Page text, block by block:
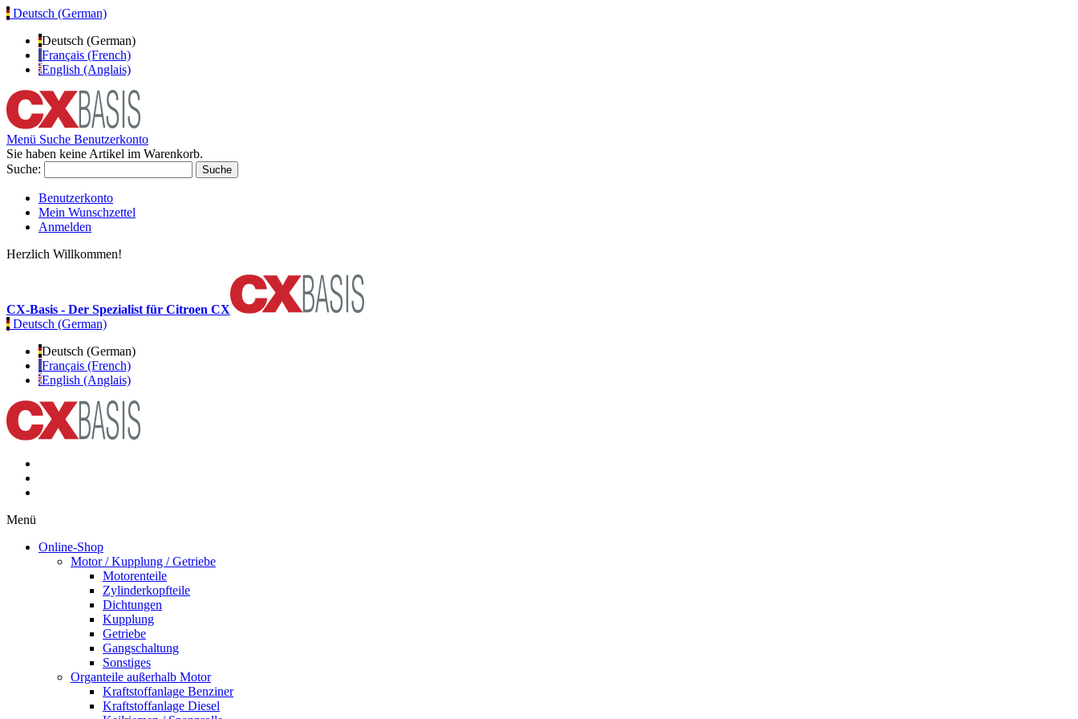
Deutsch (German)
Deutsch (German)
Français (French)
English (Anglais)
Menü Suche Benutzerkonto
Sie haben keine Artikel im Warenkorb.
Suche:
Suche
Benutzerkonto
Mein Wunschzettel
Anmelden
Herzlich Willkommen!
CX-Basis - Der Spezialist für Citroen CX
Deutsch (German)
Deutsch (German)
Français (French)
English (Anglais)
Menü
Online-Shop
Motor / Kupplung / Getriebe
Motorenteile
Zylinderkopfteile
Dichtungen
Kupplung
Getriebe
Gangschaltung
Sonstiges
Organteile außerhalb Motor
Kraftstoffanlage Benziner
Kraftstoffanlage Diesel